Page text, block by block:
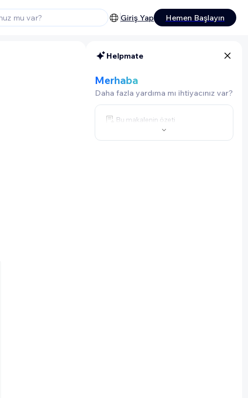
Giriş Yap Hemen Başlayın
Helpmate
Merhaba
Daha fazla yardıma mı ihtiyacınız var?
Bu makalenin özeti